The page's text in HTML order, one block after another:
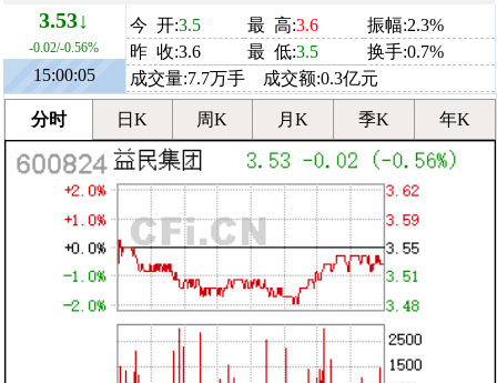
3.53↓
-0.02/-0.56%
15:00:05
今 开:3.5 最 高:3.6
振幅:2.3%
昨 收:3.6
最 低:3.5
换手:0.7%
成交量:7.7万手 成交额:0.3亿元
分时 日K 周K 月K 季K 年K